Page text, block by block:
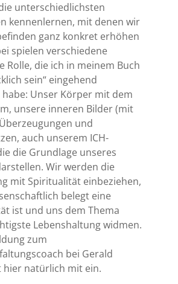
unterschiedlichsten
kennenlernen, mit denen wir
ganz konkret erhöhen
spielen verschiedene
Rolle, die ich in meinem Buch
sein“ eingehend
Unser Körper mit dem
unsere inneren Bilder (mit
und
auch unserem ICH-
die Grundlage unseres
Wir werden die
mit Spiritualität einbeziehen,
belegt eine
ist und uns dem Thema
Lebenshaltung widmen.
zum
bei Gerald
hier natürlich mit ein.